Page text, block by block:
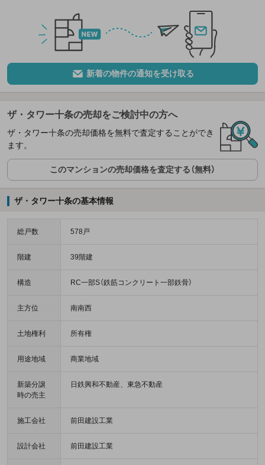
新着の物件の通知を受け取る
ザ・タワー十条の売却をご検討中の方へ
ザ・タワー十条の売却価格を無料で査定することができ
ます。
このマンションの売却価格を査定する（無料）
ザ・タワー十条の基本情報
総戸数 578戸
階建 39階建
構造 RC一部S（鉄筋コンクリート一部鉄骨）
主方位 南南西
土地権利 所有権
用途地域 商業地域
新築分譲
時の売主
日鉄興和不動産、東急不動産
施工会社 前田建設工業
設計会社 前田建設工業